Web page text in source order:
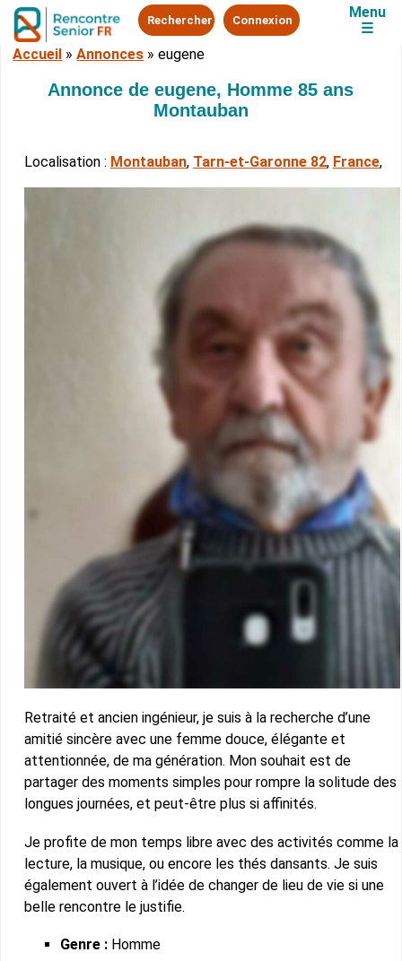
Rechercher Connexion
Menu
☰
Accueil »Annonces »eugene
Annonce de eugene, Homme 85 ans
Montauban
Localisation : Montauban, Tarn-et-Garonne 82, France,
Retraité et ancien ingénieur, je suis à la recherche d’une
amitié sincère avec une femme douce, élégante et
attentionnée, de ma génération. Mon souhait est de
partager des moments simples pour rompre la solitude des
longues journées, et peut-être plus si affinités.
Je profite de mon temps libre avec des activités comme la
lecture, la musique, ou encore les thés dansants. Je suis
également ouvert à l’idée de changer de lieu de vie si une
belle rencontre le justifie.
Genre : Homme